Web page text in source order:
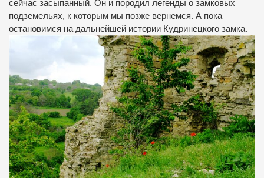
сейчас засыпанный. Он и породил легенды о замковых
подземельях, к которым мы позже вернемся. А пока
остановимся на дальнейшей истории Кудринецкого замка.